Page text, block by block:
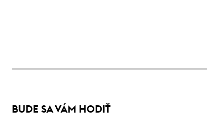
BUDE SA VÁM HODIŤ